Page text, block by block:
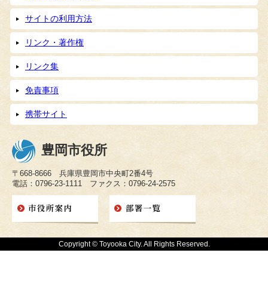
サイトの利用方法
リンク・著作権
リンク集
免責事項
携帯サイト
豊岡市役所
〒668-8666 兵庫県豊岡市中央町2番4号
電話：0796-23-1111 ファクス：0796-24-2575
Copyright © Toyooka City. All Rights Reserved.